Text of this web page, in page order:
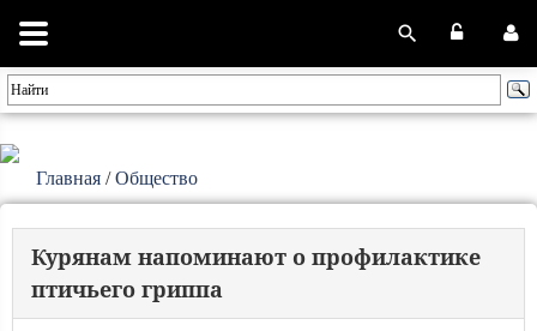
Главная /Общество
Курянам напоминают о профилактике
птичьего гриппа